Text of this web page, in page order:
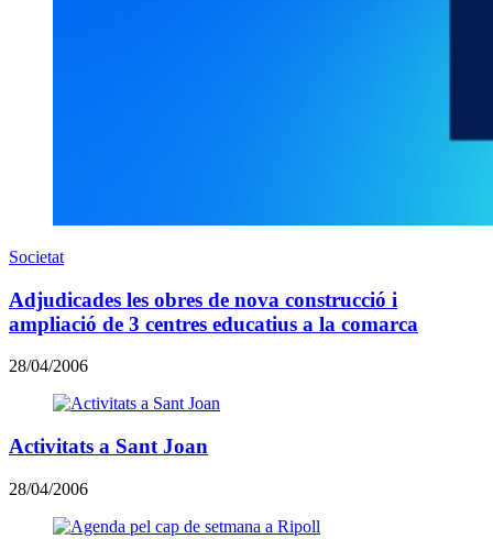
Societat
Adjudicades les obres de nova construcció i
ampliació de 3 centres educatius a la comarca
28/04/2006
Activitats a Sant Joan
28/04/2006